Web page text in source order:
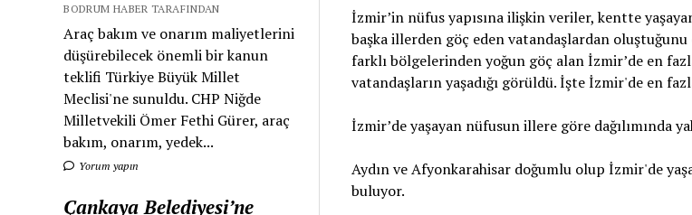
BODRUM HABER TARAFINDAN
Araç bakım ve onarım maliyetlerini
düşürebilecek önemli bir kanun
teklifi Türkiye Büyük Millet
Meclisi'ne sunuldu. CHP Niğde
Milletvekili Ömer Fethi Gürer, araç
bakım, onarım, yedek...
Yorum yapın
Çankaya Belediyesi’ne
İzmir’in nüfus yapısına ilişkin veriler, kentte
başka illerden göç eden vatandaşlardan
farklı bölgelerinden yoğun göç alan İzmir’de en
vatandaşların yaşadığı görüldü. İşte İzmir'de en
İzmir’de yaşayan nüfusun illere göre dağılımında
Aydın ve Afyonkarahisar doğumlu olup İzmir'de
buluyor.